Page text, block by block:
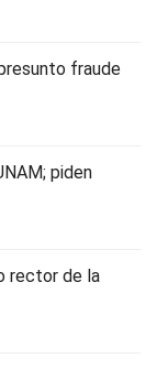
fraude
piden
rector de la